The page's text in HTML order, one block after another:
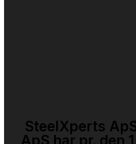
SteelXperts
ApS har pr. den